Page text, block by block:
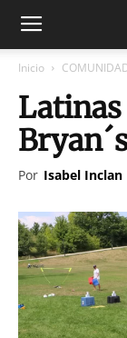
Inicio
Por Isabel Inclan